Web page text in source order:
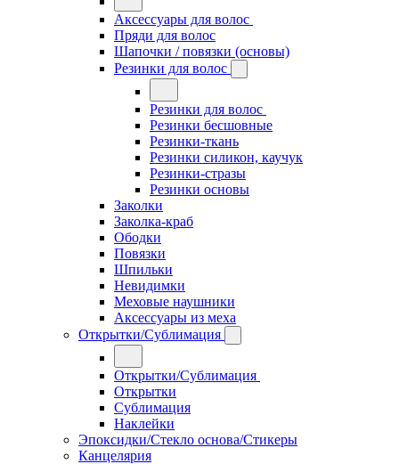
Аксессуары для волос
Пряди для волос
Шапочки / повязки (основы)
Резинки для волос
Резинки для волос
Резинки бесшовные
Резинки-ткань
Резинки силикон, каучук
Резинки-стразы
Резинки основы
Заколки
Заколка-краб
Ободки
Повязки
Шпильки
Невидимки
Меховые наушники
Аксессуары из меха
Открытки/Сублимация
Открытки/Сублимация
Открытки
Сублимация
Наклейки
Эпоксидки/Стекло основа/Стикеры
Канцелярия